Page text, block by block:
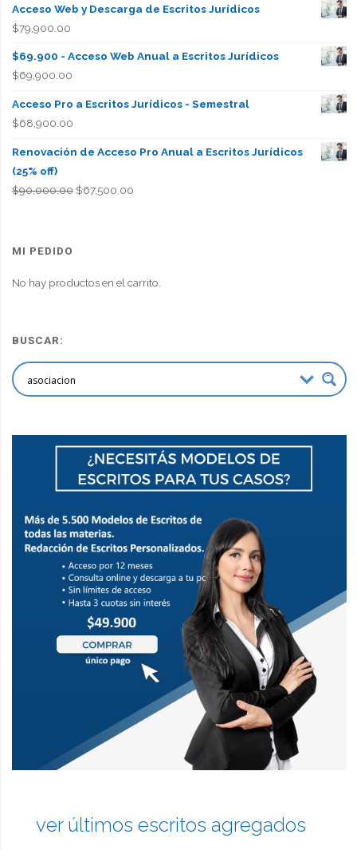
Acceso Web y Descarga de Escritos Jurídicos
$79,900.00
$69.900 - Acceso Web Anual a Escritos Jurídicos
$69,900.00
Acceso Pro a Escritos Jurídicos - Semestral
$68,900.00
Renovación de Acceso Pro Anual a Escritos Jurídicos
(25% off)
$90,000.00 El
$67,500.00El
MI PEDIDO
No hay productos en el carrito.
BUSCAR:
ver últimos escritos agregados